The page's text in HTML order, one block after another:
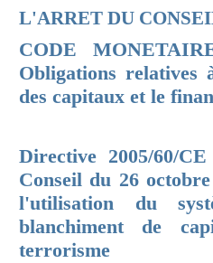
L'ARRET DU
CODE
Obligations relatives
des capitaux et le
Directive 2005/60/
Conseil du 26
l'utilisation du
blanchiment de
terrorisme